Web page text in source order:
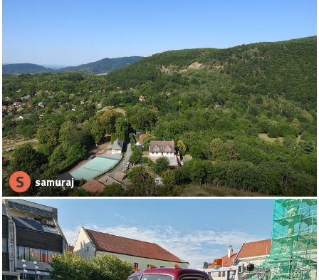
S samuraj